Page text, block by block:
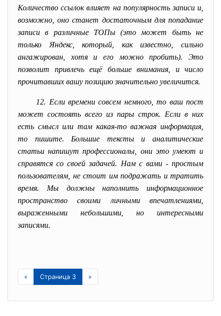
Количество ссылок влияет на популярность записи и,
возможно, оно станет достаточным для попадание
записи в различные ТОПы (это может быть не
только Яндекс, который, как известно, сильно
ангажирован, хотя и его можно пробить). Это
позволит привлечь ещё больше внимания, и число
прочитавших вашу позицию значительно увеличится.
12. Если времени совсем немного, то ваш пост
может состоять всего из пары строк. Если в них
есть смысл или там какая-то важная информация,
то пишите. Большие тексты и аналитические
статьи напишут профессионалы, они это умеют и
справятся со своей задачей. Нам с вами - простым
пользователям, не стоит им подражать и тратить
время. Мы должны наполнить информационное
пространство своими личными впечатлениями,
выраженными небольшими, но интересными
записями.
« Страница 3 »